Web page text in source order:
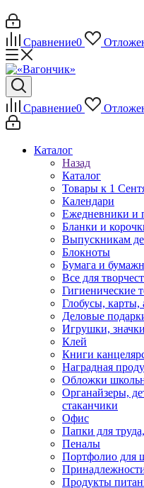
Сравнение0
Сравнение0
Каталог
Назад
Каталог
Товары к 1
Календари
Ежедневники и
Бланки и
Выпускникам
Блокноты
Бумага и
Все для
Гигиенические
Глобусы, карты,
Деловые
Игрушки,
Клей
Книги
Наградная
Обложки
Органайзеры,
стаканчики
Офис
Папки для
Пеналы
Портфолио для
Продукты